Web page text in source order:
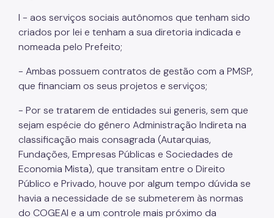
I - aos serviços sociais autônomos que tenham sido
criados por lei e tenham a sua diretoria indicada e
nomeada pelo Prefeito;
- Ambas possuem contratos de gestão com a PMSP,
que financiam os seus projetos e serviços;
- Por se tratarem de entidades sui generis, sem que
sejam espécie do gênero Administração Indireta na
classificação mais consagrada (Autarquias,
Fundações, Empresas Públicas e Sociedades de
Economia Mista), que transitam entre o Direito
Público e Privado, houve por algum tempo dúvida se
havia a necessidade de se submeterem às normas
do COGEAI e a um controle mais próximo da